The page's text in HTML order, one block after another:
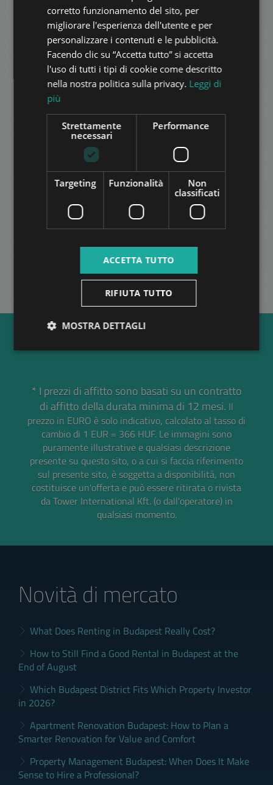
Prezzo:550.000.000 HUF
Quartiere 2 • 5 camere da letto • 536 m
AGGIUNGI ALLA LISTA
FENYŐERDŐ UTCA, DUPLEX
Prezzo:285.000.000 HUF
Quartiere 2 • 4 camere da letto • 190 m
ALTRO
* I prezzi di affitto sono basati su un contratto
di affitto della durata minima di 12 mesi. Il
prezzo in EURO è solo indicativo, calcolato al tasso di
cambio di 1 EUR = 366 HUF. Le immagini sono
puramente illustrative e qualsiasi descrizione
presente su questo sito, o a cui si faccia riferimento
sul presente sito, è soggetta a disponibilità, non
costituisce un'offerta e può essere ritirata o rivista
da Tower International Kft. (o dall'operatore) in
qualsiasi momento.
Novità di mercato
What Does Renting in Budapest Really Cost?
How to Still Find a Good Rental in Budapest at the
End of August
Which Budapest District Fits Which Property Investor
in 2026?
Apartment Renovation Budapest: How to Plan a
Smarter Renovation for Value and Comfort
Property Management Budapest: When Does It Make
Sense to Hire a Professional?
FRENCH
ITALIAN
SPANISH
ARABIC
corretto funzionamento del sito, per
migliorare l'esperienza dell'utente e per
personalizzare i contenuti e le pubblicità.
Facendo clic su “Accetta tutto” si accetta
l'uso di tutti i tipi di cookie come descritto
nella nostra politica sulla privacy. Leggi di
più
Strettamente
necessari
Performance
Targeting Funzionalità
Non
classificati
ACCETTA TUTTO
RIFIUTA TUTTO
MOSTRA DETTAGLI